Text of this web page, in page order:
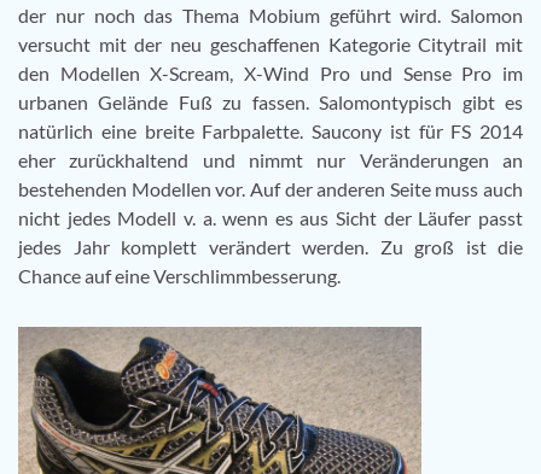
der nur noch das Thema Mobium geführt wird. Salomon
versucht mit der neu geschaffenen Kategorie Citytrail mit
den Modellen X-Scream, X-Wind Pro und Sense Pro im
urbanen Gelände Fuß zu fassen. Salomontypisch gibt es
natürlich eine breite Farbpalette. Saucony ist für FS 2014
eher zurückhaltend und nimmt nur Veränderungen an
bestehenden Modellen vor. Auf der anderen Seite muss auch
nicht jedes Modell v. a. wenn es aus Sicht der Läufer passt
jedes Jahr komplett verändert werden. Zu groß ist die
Chance auf eine Verschlimmbesserung.